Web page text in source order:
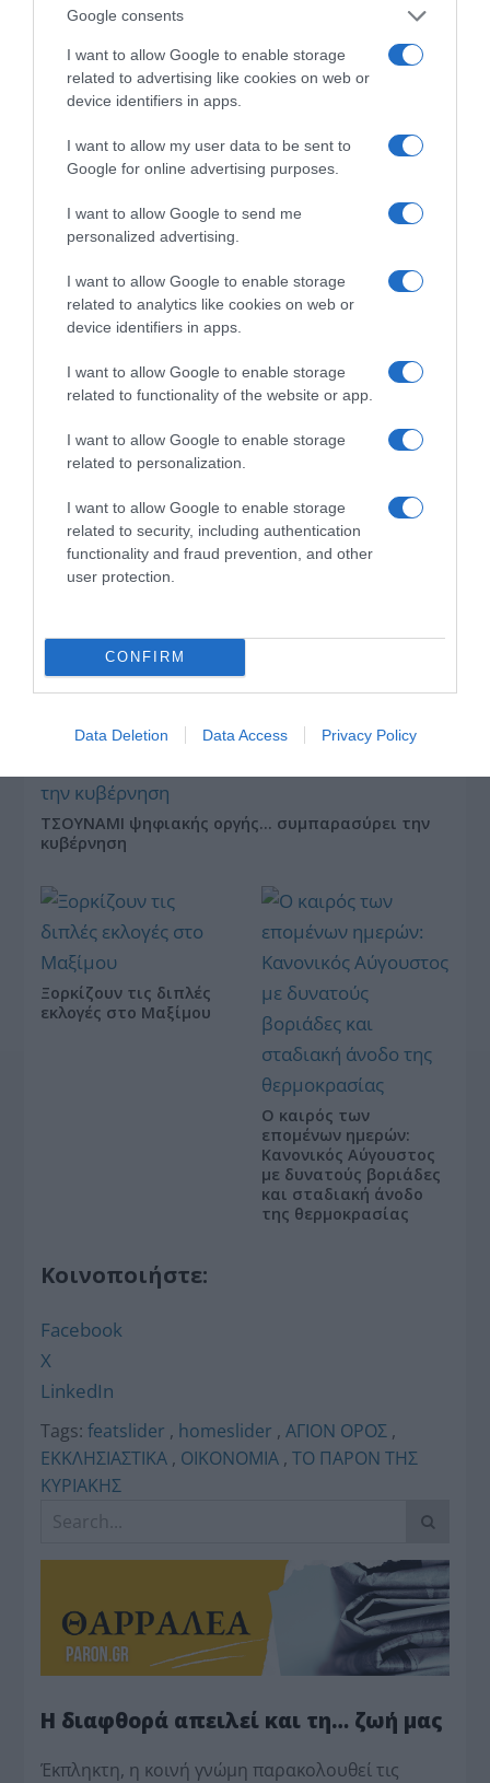
Google consents
I want to allow Google to enable storage
related to advertising like cookies on web or
device identifiers in apps.
I want to allow my user data to be sent to
Google for online advertising purposes.
I want to allow Google to send me
personalized advertising.
I want to allow Google to enable storage
related to analytics like cookies on web or
device identifiers in apps.
I want to allow Google to enable storage
related to functionality of the website or app.
I want to allow Google to enable storage
related to personalization.
I want to allow Google to enable storage
related to security, including authentication
functionality and fraud prevention, and other
user protection.
CONFIRM
Data Deletion Data Access Privacy Policy
σώζουν τις βραδινές
kitchen trick που κάθε
foodie πρέπει να ξέρει
ως πρώτο καλεσμένο στο νέο vidcast τον Παύλο
Μαρινάκη
«Μαγειρέματα»,
Αλλαγών: Η Εβδομάδα
που Ανακάτεψε την
YouTube: Ο Δήμος
Βερύκιος ανοίγει τα
ΤΣΟΥΝΑΜΙ ψηφιακής οργής… συμπαρασύρει την
κυβέρνηση
Ξορκίζουν τις διπλές
εκλογές στο Μαξίμου
Ο καιρός των
επομένων ημερών:
Κανονικός Αύγουστος
με δυνατούς βοριάδες
και σταδιακή άνοδο
της θερμοκρασίας
Κοινοποιήστε:
Facebook
X
LinkedIn
Tags: featslider , homeslider ,ΑΓΙΟΝ ΟΡΟΣ ,
ΕΚΚΛΗΣΙΑΣΤΙΚΑ , ΟΙΚΟΝΟΜΙΑ ,ΤΟ ΠΑΡΟΝ ΤΗΣ
ΚΥΡΙΑΚΗΣ
Η διαφθορά απειλεί και τη… ζωή μας
Έκπληκτη, η κοινή γνώμη παρακολουθεί τις